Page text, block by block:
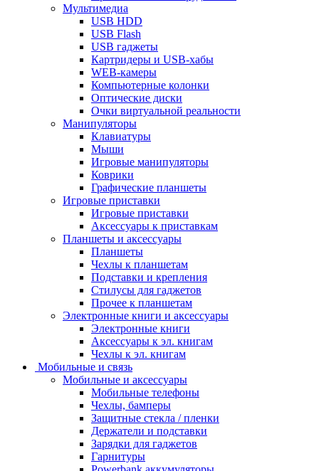
Мультимедиа
USB HDD
USB Flash
USB гаджеты
Картридеры и USB-хабы
WEB-камеры
Компьютерные колонки
Оптические диски
Очки виртуальной реальности
Манипуляторы
Клавиатуры
Мыши
Игровые манипуляторы
Коврики
Графические планшеты
Игровые приставки
Игровые приставки
Аксессуары к приставкам
Планшеты и аксессуары
Планшеты
Чехлы к планшетам
Подставки и крепления
Стилусы для гаджетов
Прочее к планшетам
Электронные книги и аксессуары
Электронные книги
Аксессуары к эл. книгам
Чехлы к эл. книгам
Мобильные и связь
Мобильные и аксессуары
Мобильные телефоны
Чехлы, бамперы
Защитные стекла / пленки
Держатели и подставки
Зарядки для гаджетов
Гарнитуры